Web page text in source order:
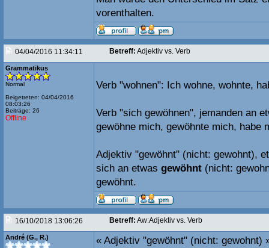
vorenthalten.
04/04/2016 11:34:11 Betreff: Adjektiv vs. Verb
Grammatikus
Normal
Beigetreten: 04/04/2016
08:03:26
Beiträge: 26
Offline
Verb "wohnen": Ich wohne, wohnte,
Verb "sich gewöhnen", jemanden an
gewöhne mich, gewöhnte mich, habe
Adjektiv "gewöhnt" (nicht: gewohnt),
sich an etwas gewöhnt (nicht:
gewöhnt.
16/10/2018 13:06:26 Betreff: Aw:Adjektiv vs. Verb
André (G., R.)
« Adjektiv "gewöhnt" (nicht: gewohnt)